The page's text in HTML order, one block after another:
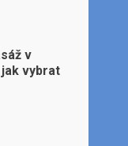
v
vybrat